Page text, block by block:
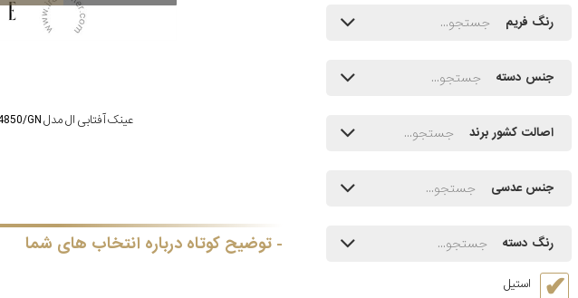
عینک آفتابی ال مدل EL14850/GN
توضیح کوتاه درباره انتخاب های شما
رنگ فریم
جنس دسته
اصالت کشور برند
جنس عدسی
رنگ دسته
استیل